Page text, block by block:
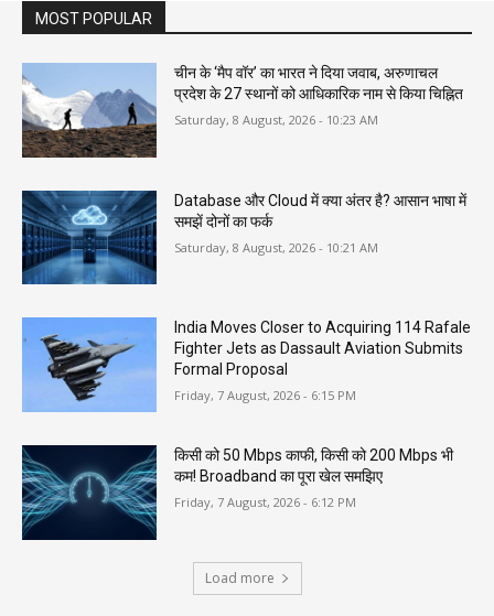
MOST POPULAR
चीन के ‘मैप वॉर’ का भारत ने दिया जवाब, अरुणाचल
प्रदेश के 27 स्थानों को आधिकारिक नाम से किया चिह्नित
Saturday, 8 August, 2026 - 10:23 AM
Database और Cloud में क्या अंतर है? आसान भाषा में
समझें दोनों का फर्क
Saturday, 8 August, 2026 - 10:21 AM
India Moves Closer to Acquiring 114 Rafale
Fighter Jets as Dassault Aviation Submits
Formal Proposal
Friday, 7 August, 2026 - 6:15 PM
किसी को 50 Mbps काफी, किसी को 200 Mbps भी
कम! Broadband का पूरा खेल समझिए
Friday, 7 August, 2026 - 6:12 PM
Load more